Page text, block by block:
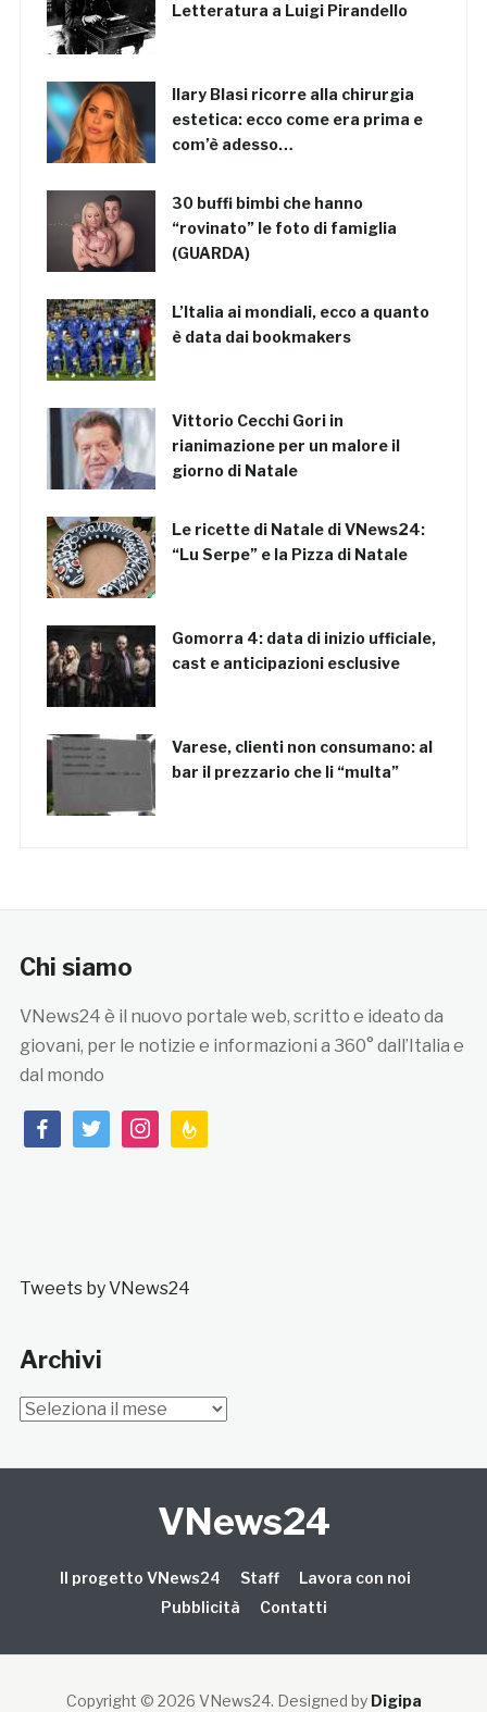
Letteratura a Luigi Pirandello
Ilary Blasi ricorre alla chirurgia
estetica: ecco come era prima e
com’è adesso…
30 buffi bimbi che hanno
“rovinato” le foto di famiglia
(GUARDA)
L’Italia ai mondiali, ecco a quanto
è data dai bookmakers
Vittorio Cecchi Gori in
rianimazione per un malore il
giorno di Natale
Le ricette di Natale di VNews24:
“Lu Serpe” e la Pizza di Natale
Gomorra 4: data di inizio ufficiale,
cast e anticipazioni esclusive
Varese, clienti non consumano: al
bar il prezzario che li “multa”
Chi siamo
VNews24 è il nuovo portale web, scritto e ideato da
giovani, per le notizie e informazioni a 360° dall’Italia e
dal mondo
facebooktwitterinstagramfeedburner
Tweets by VNews24
Archivi
Archivi
VNews24
Il progetto VNews24 Staff
Lavora con noi
Pubblicità
Contatti
Copyright © 2026 VNews24. Designed by Digipa